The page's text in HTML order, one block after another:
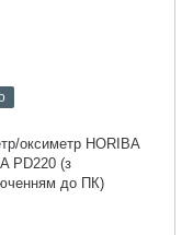
оксиметр HORIBA
PD220 (з
до ПК)